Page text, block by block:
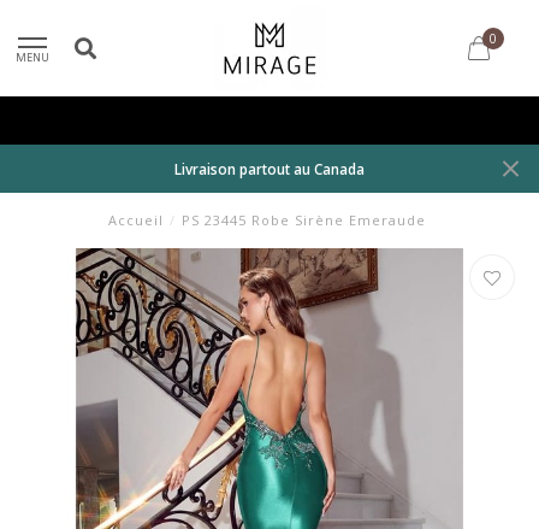
MENU
0
Livraison partout au Canada
Accueil / PS 23445 Robe Sirène Emeraude